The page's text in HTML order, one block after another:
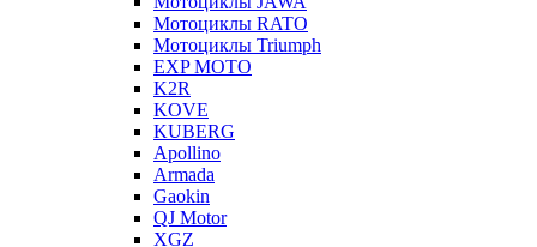
Мотоциклы RATO
Мотоциклы Triumph
EXP MOTO
K2R
KOVE
KUBERG
Apollino
Armada
Gaokin
QJ Motor
XGZ